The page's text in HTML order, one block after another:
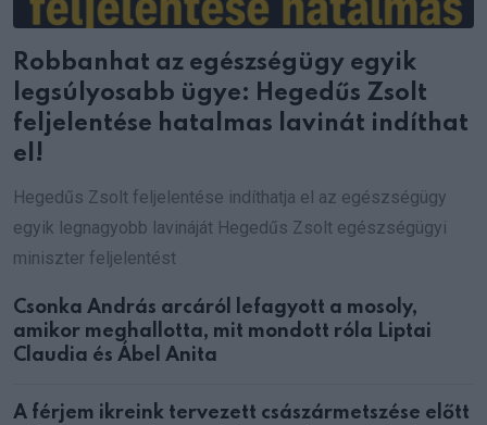
Robbanhat az egészségügy egyik
legsúlyosabb ügye: Hegedűs Zsolt
feljelentése hatalmas lavinát indíthat
el!
Hegedűs Zsolt feljelentése indíthatja el az egészségügy
egyik legnagyobb lavináját Hegedűs Zsolt egészségügyi
miniszter feljelentést
Csonka András arcáról lefagyott a mosoly,
amikor meghallotta, mit mondott róla Liptai
Claudia és Ábel Anita
A férjem ikreink tervezett császármetszése előtt